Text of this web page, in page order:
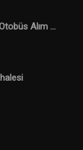
Alım ...